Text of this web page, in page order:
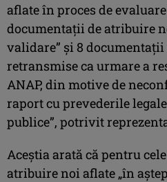
aflate în proces de evaluare
documentaţii de atribuire
validare” şi 8
retransmise ca urmare a
ANAP, din motive de
raport cu prevederile
publice”, potrivit
Aceştia arată că pentru
atribuire noi aflate „în